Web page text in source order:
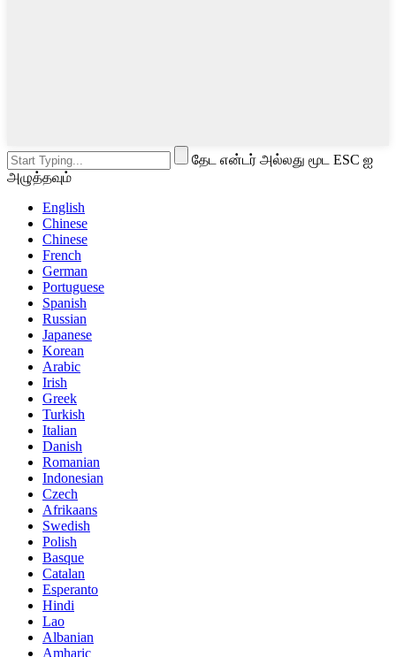
தேட என்டர் அல்லது மூட ESC ஐ
அழுத்தவும்
English
Chinese
Chinese
French
German
Portuguese
Spanish
Russian
Japanese
Korean
Arabic
Irish
Greek
Turkish
Italian
Danish
Romanian
Indonesian
Czech
Afrikaans
Swedish
Polish
Basque
Catalan
Esperanto
Hindi
Lao
Albanian
Amharic